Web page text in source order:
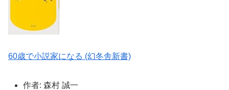
60歳で小説家になる (幻冬舎新書)
作者: 森村 誠一